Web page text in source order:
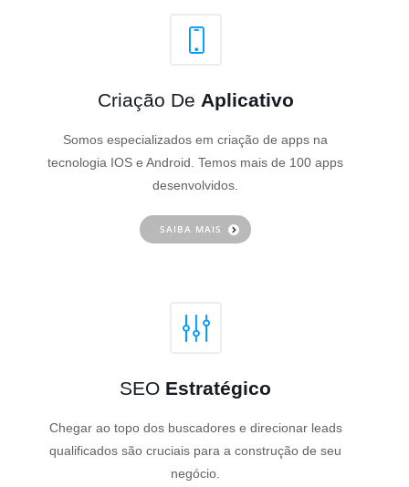
Criação De Aplicativo
Somos especializados em criação de apps na
tecnologia IOS e Android. Temos mais de 100 apps
desenvolvidos.
SAIBA MAIS
SEO Estratégico
Chegar ao topo dos buscadores e direcionar leads
qualificados são cruciais para a construção de seu
negócio.